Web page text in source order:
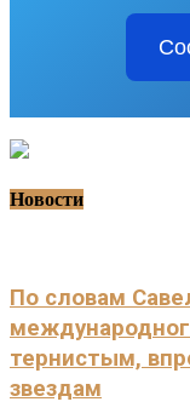
Новости
По словам
тернистым,
звездам